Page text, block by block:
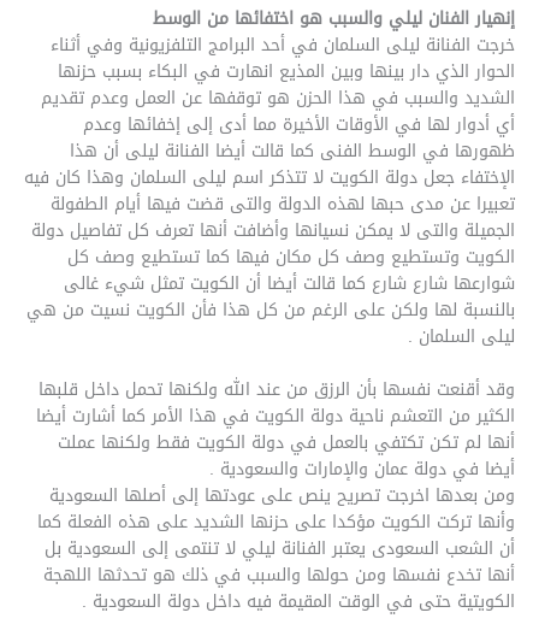
إنهيار الفنان ليلي والسبب هو اختفائها من الوسط
خرجت الفنانة ليلى السلمان في أحد البرامج التلفزيونية وفي أثناء
الحوار الذي دار بينها وبين المذيع انهارت في البكاء بسبب حزنها
الشديد والسبب في هذا الحزن هو توقفها عن العمل وعدم تقديم
أي أدوار لها في الأوقات الأخيرة مما أدى إلى إخفائها وعدم
ظهورها في الوسط الفنى كما قالت أيضا الفنانة ليلى أن هذا
الإختفاء جعل دولة الكويت لا تتذكر اسم ليلى السلمان وهذا كان فيه
تعبيرا عن مدى حبها لهذه الدولة والتى قضت فيها أيام الطفولة
الجميلة والتى لا يمكن نسيانها وأضافت أنها تعرف كل تفاصيل دولة
الكويت وتستطيع وصف كل مكان فيها كما تستطيع وصف كل
شوارعها شارع شارع كما قالت أيضا أن الكويت تمثل شيء غالى
بالنسبة لها ولكن على الرغم من كل هذا فأن الكويت نسيت من هي
ليلى السلمان .
وقد أقنعت نفسها بأن الرزق من عند الله ولكنها تحمل داخل قلبها
الكثير من التعشم ناحية دولة الكويت في هذا الأمر كما أشارت أيضا
أنها لم تكن تكتفي بالعمل في دولة الكويت فقط ولكنها عملت
أيضا في دولة عمان والإمارات والسعودية .
ومن بعدها اخرجت تصريح ينص على عودتها إلى أصلها السعودية
وأنها تركت الكويت مؤكدا على حزنها الشديد على هذه الفعلة كما
أن الشعب السعودى يعتبر الفنانة ليلي لا تنتمى إلى السعودية بل
أنها تخدع نفسها ومن حولها والسبب في ذلك هو تحدثها اللهجة
الكويتية حتى في الوقت المقيمة فيه داخل دولة السعودية .